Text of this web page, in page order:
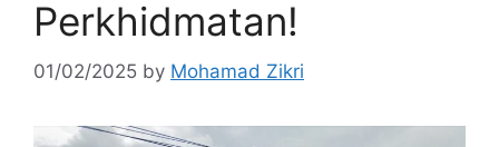
Perkhidmatan!
01/02/2025 by Mohamad Zikri